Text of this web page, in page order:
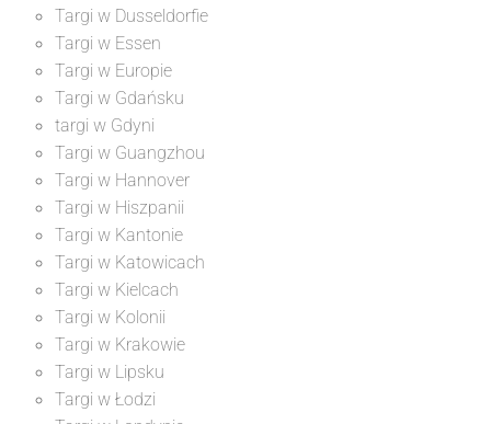
Targi w Dusseldorfie
Targi w Essen
Targi w Europie
Targi w Gdańsku
targi w Gdyni
Targi w Guangzhou
Targi w Hannover
Targi w Hiszpanii
Targi w Kantonie
Targi w Katowicach
Targi w Kielcach
Targi w Kolonii
Targi w Krakowie
Targi w Lipsku
Targi w Łodzi